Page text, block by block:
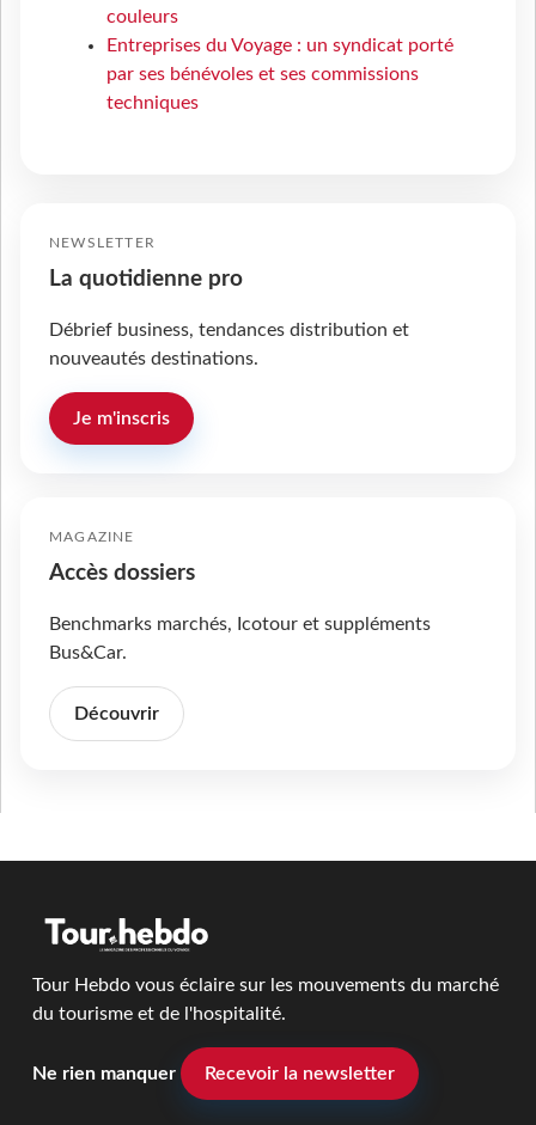
couleurs
Entreprises du Voyage : un syndicat porté
par ses bénévoles et ses commissions
techniques
NEWSLETTER
La quotidienne pro
Débrief business, tendances distribution et
nouveautés destinations.
Je m'inscris
MAGAZINE
Accès dossiers
Benchmarks marchés, Icotour et suppléments
Bus&Car.
Découvrir
Tour Hebdo vous éclaire sur les mouvements du marché
du tourisme et de l'hospitalité.
Ne rien manquer Recevoir la newsletter